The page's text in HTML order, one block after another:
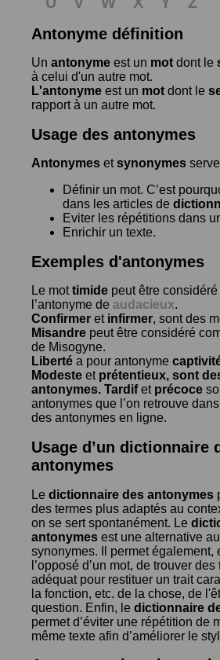
Antonyme définition
Un antonyme est un mot dont le
à celui d'un autre mot.
L'antonyme est un mot dont le
rapport à un autre mot.
Usage des antonymes
Antonymes etsynonymes
Définir un mot. C’est
dans les articles de
Eviter les répétitions dans
Enrichir un texte.
Exemples d'antonymes
Le mottimide peut être
l’antonyme de audacieux.
Confirmer et infirmer, sont des
Misandre peut être considéré
de Misogyne.
Liberté a pour antonyme
Modeste et prétentieux, sont
antonymes. Tardifet précoce
antonymes que l’on retrouve
des antonymes en ligne.
Usage d’un dictionnaire
antonymes
Le dictionnaire des antonymes
des termes plus adaptés au
on se sert spontanément. Le
antonymes est une alternative
synonymes. Il permet également,
l’opposé d’un mot, de trouver
adéquat pour restituer un trait
la fonction, etc. de la chose, de
question. Enfin, le dictionnaire
permet d’éviter une répétition de
même texte afin d’améliorer le